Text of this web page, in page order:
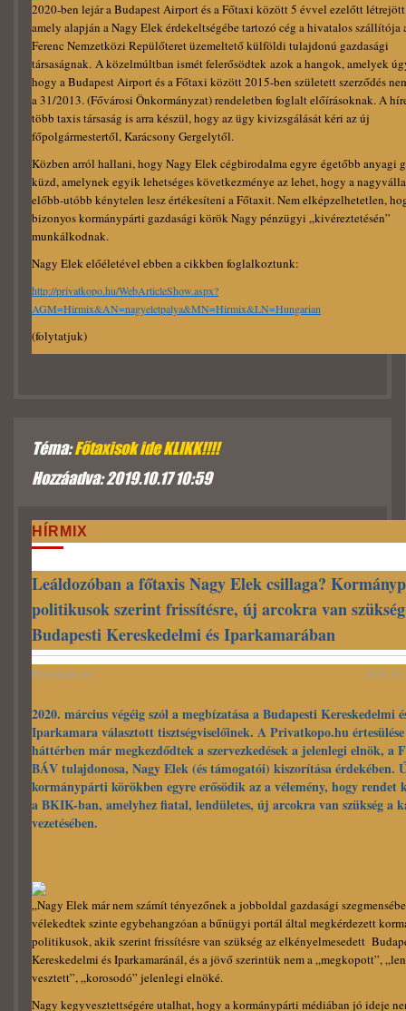
2020-ben lejár a Budapest Airport és a Főtaxi között 5 évvel ezelőtt létrejött
amely alapján a Nagy Elek érdekeltségébe tartozó cég a hivatalos szállítója
Ferenc Nemzetközi Repülőteret üzemeltető külföldi tulajdonú gazdasági
társaságnak. A közelmúltban ismét felerősödtek azok a hangok, amelyek
hogy a Budapest Airport és a Főtaxi között 2015-ben született szerződés
a 31/2013. (Fővárosi Önkormányzat) rendeletben foglalt előírásoknak. A
több taxis társaság is arra készül, hogy az ügy kivizsgálását kéri az új
főpolgármestertől, Karácsony Gergelytől.
Közben arról hallani, hogy Nagy Elek cégbirodalma egyre égetőbb anyagi
küzd, amelynek egyik lehetséges következménye az lehet, hogy a
előbb-utóbb kénytelen lesz értékesíteni a Főtaxit. Nem elképzelhetetlen,
bizonyos kormánypárti gazdasági körök Nagy pénzügyi „kivéreztetésén”
munkálkodnak.
Nagy Elek előéletével ebben a cikkben foglalkoztunk:
http://privatkopo.hu/WebArticleShow.aspx?
AGM=Hirmix&AN=nagyeletpalya&MN=Hirmix&LN=Hungarian
(folytatjuk)
Téma:Főtaxisok ide KLIKK!!!!
Hozzáadva: 2019.10.17 10:59
HÍRMIX
Leáldozóban a főtaxis Nagy Elek csillaga?
politikusok szerint frissítésre, új arcokra van
Budapesti Kereskedelmi és Iparkamarában
Privatkopo.hu
2020. március végéig szól a megbízatása a Budapesti Kereskedelmi
Iparkamara választott tisztségviselőinek. A Privatkopo.hu
háttérben már megkezdődtek a szervezkedések a jelenlegi elnök, a
BÁV tulajdonosa, Nagy Elek (és támogatói) kiszorítása érdekében.
kormánypárti körökben egyre erősödik az a vélemény, hogy rendet
a BKIK-ban, amelyhez fiatal, lendületes, új arcokra van szükség a
vezetésében.
„Nagy Elek már nem számít tényezőnek a jobboldal gazdasági
vélekedtek szinte egybehangzóan a bűnügyi portál által megkérdezett
politikusok, akik szerint frissítésre van szükség az elkényelmesedett
Kereskedelmi és Iparkamaránál, és a jövő szerintük nem a „megkopott”,
vesztett”, „korosodó” jelenlegi elnöké.
Nagy kegyvesztettségére utalhat, hogy a kormánypárti médiában jó ideje